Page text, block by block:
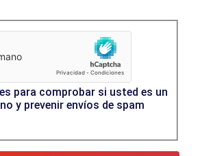
para comprobar si usted es un
y prevenir envíos de spam